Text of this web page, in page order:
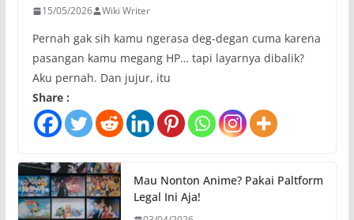
15/05/2026 Wiki Writer
Pernah gak sih kamu ngerasa deg-degan cuma karena
pasangan kamu megang HP… tapi layarnya dibalik?
Aku pernah. Dan jujur, itu
Share :
Mau Nonton Anime? Pakai Paltform
Legal Ini Aja!